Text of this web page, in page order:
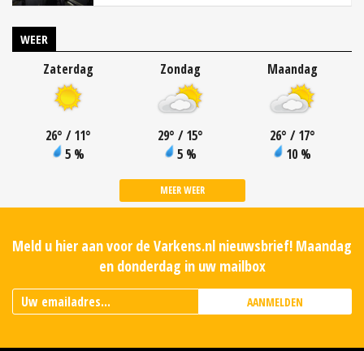
WEER
Zaterdag
26° / 11°
5 %
Zondag
29° / 15°
5 %
Maandag
26° / 17°
10 %
MEER WEER
Meld u hier aan voor de Varkens.nl nieuwsbrief! Maandag
en donderdag in uw mailbox
AANMELDEN